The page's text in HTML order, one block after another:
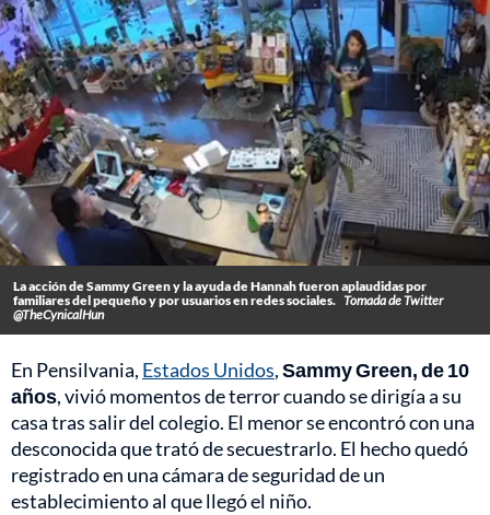
La acción de Sammy Green y la ayuda de Hannah fueron aplaudidas por
familiares del pequeño y por usuarios en redes sociales. Tomada de Twitter
@TheCynicalHun
En Pensilvania, Estados Unidos,Sammy Green, de 10
años, vivió momentos de terror cuando se dirigía a su
casa tras salir del colegio. El menor se encontró con una
desconocida que trató de secuestrarlo. El hecho quedó
registrado en una cámara de seguridad de un
establecimiento al que llegó el niño.